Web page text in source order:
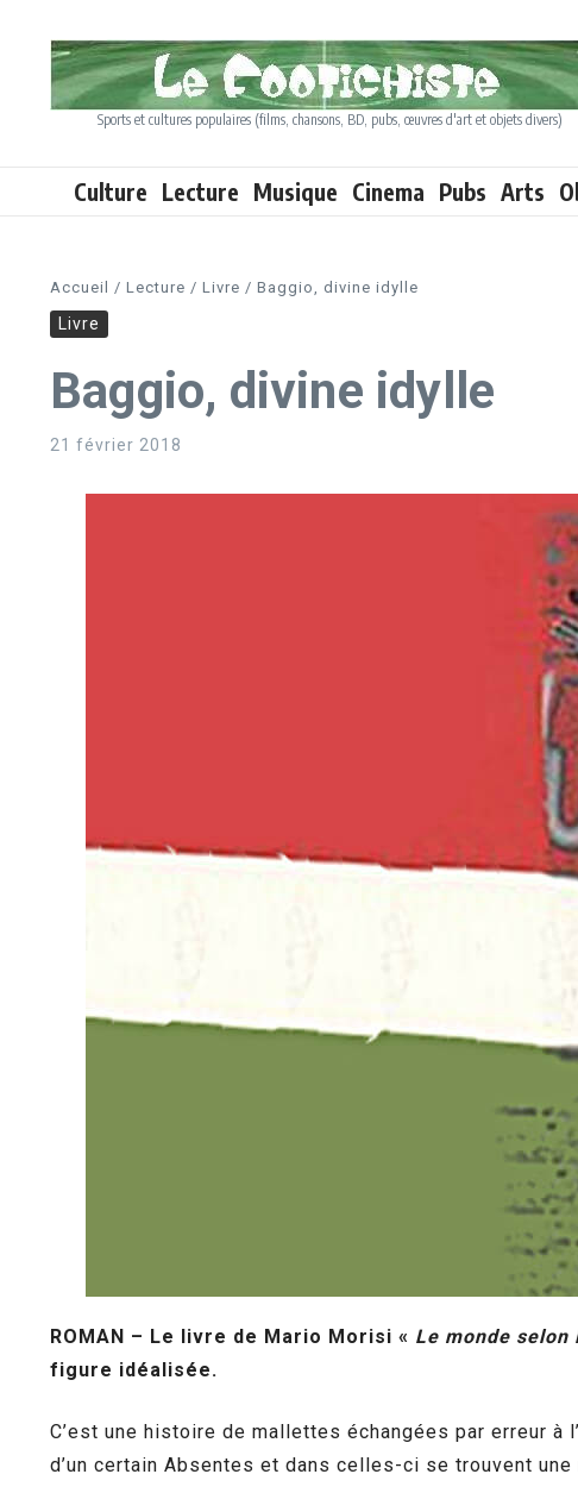
Sports et cultures populaires (films, chansons, BD, pubs, œuvres d'art et objets divers)
Culture Lecture Musique Cinema Pubs Arts
Accueil / Lecture / Livre / Baggio, divine idylle
Livre
Baggio, divine idylle
21 février 2018
ROMAN – Le livre de Mario Morisi « Le monde selon
figure idéalisée.
C’est une histoire de mallettes échangées par erreur
d’un certain Absentes et dans celles-ci se trouvent